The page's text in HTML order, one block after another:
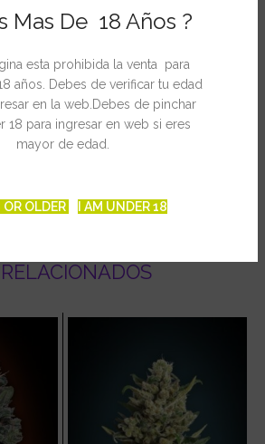
Mas De 18 Años ?
esta prohibida la venta para
años. Debes de verificar tu edad
en la web.Debes de pinchar
18 para ingresar en web si eres
mayor de edad.
OR OLDER I AM UNDER 18
en la Cannabis Cup 1999
el porcentaje más alto ese año. Planta